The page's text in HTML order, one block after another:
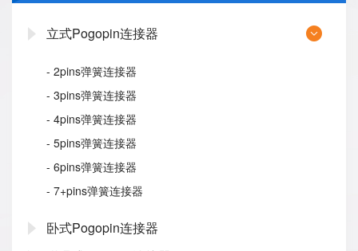
立式Pogopin连接器
- 2pins弹簧连接器
- 3pins弹簧连接器
- 4pins弹簧连接器
- 5pins弹簧连接器
- 6pins弹簧连接器
- 7+pins弹簧连接器
卧式Pogopin连接器